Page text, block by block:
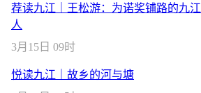
荐读九江｜王松游：为诺奖铺路的九江
人
3月15日 09时
悦读九江｜故乡的河与塘